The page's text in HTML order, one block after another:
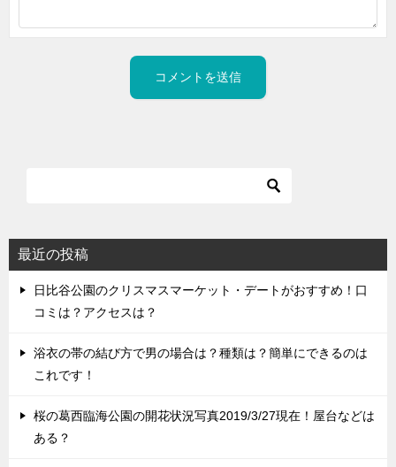
最近の投稿
日比谷公園のクリスマスマーケット・デートがおすすめ！口
コミは？アクセスは？
浴衣の帯の結び方で男の場合は？種類は？簡単にできるのは
これです！
桜の葛西臨海公園の開花状況写真2019/3/27現在！屋台などは
ある？